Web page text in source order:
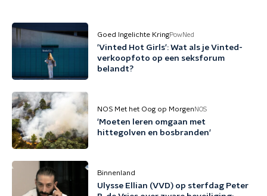
Goed Ingelichte KringPowNed
'Vinted Hot Girls': Wat als je Vinted-
verkoopfoto op een seksforum
belandt?
NOS Met het Oog op Morgen NOS
'Moeten leren omgaan met
hittegolven en bosbranden'
Binnenland
Ulysse Ellian (VVD) op sterfdag Peter